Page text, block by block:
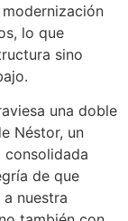
lo que
sino
una doble
Néstor, un
consolidada
de que
nuestra